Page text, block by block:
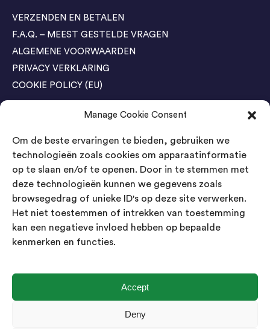
Manage Cookie Consent
Om de beste ervaringen te bieden, gebruiken we
technologieën zoals cookies om apparaatinformatie
op te slaan en/of te openen. Door in te stemmen met
deze technologieën kunnen we gegevens zoals
browsegedrag of unieke ID's op deze site verwerken.
Het niet toestemmen of intrekken van toestemming
kan een negatieve invloed hebben op bepaalde
kenmerken en functies.
Accept
Deny
VERZENDEN EN BETALEN
F.A.Q. – MEEST GESTELDE VRAGEN
ALGEMENE VOORWAARDEN
PRIVACY VERKLARING
COOKIE POLICY (EU)
Agenda Trade Shows
04-05 November / SVG FAIR Winterswijk
Bestel GRATIS kaarten
24-26 March / IAW Trade Fair - Cologne
Bestel GRATIS kaarten
Contact
Showroom geopend op afspraak